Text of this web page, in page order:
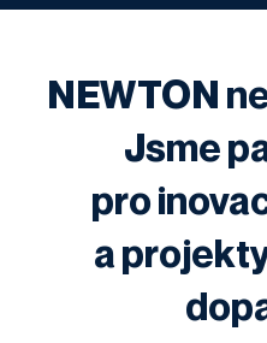
NEWTON
Jsme
pro
a